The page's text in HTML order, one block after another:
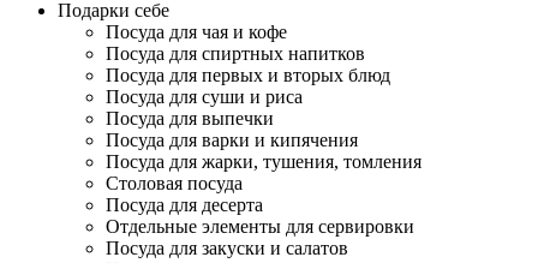
Подарки себе
Посуда для чая и кофе
Посуда для спиртных напитков
Посуда для первых и вторых блюд
Посуда для суши и риса
Посуда для выпечки
Посуда для варки и кипячения
Посуда для жарки, тушения, томления
Столовая посуда
Посуда для десерта
Отдельные элементы для сервировки
Посуда для закуски и салатов